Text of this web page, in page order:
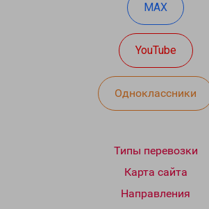
MAX
YouTube
Одноклассники
Типы перевозки
Карта сайта
Направления